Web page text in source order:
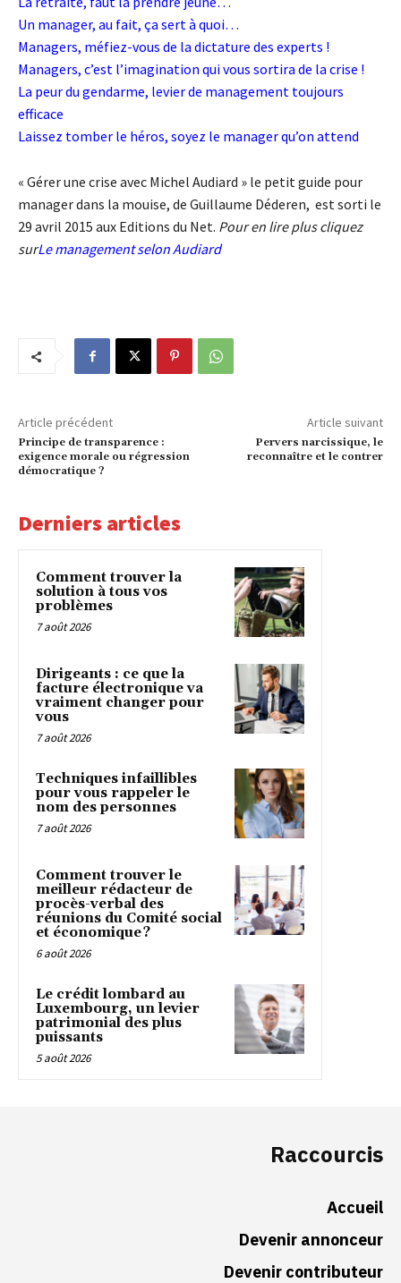
Un manager, au fait, ça sert à quoi…
Managers, méfiez-vous de la dictature des experts !
Managers, c’est l’imagination qui vous sortira de la crise !
La peur du gendarme, levier de management toujours
efficace
Laissez tomber le héros, soyez le manager qu’on attend
« Gérer une crise avec Michel Audiard » le petit guide pour
manager dans la mouise, de Guillaume Déderen, est sorti le
29 avril 2015 aux Editions du Net. Pour en lire plus cliquez
surLe management selon Audiard
Article précédent
Principe de transparence :
exigence morale ou régression
démocratique ?
Article suivant
Pervers narcissique, le
reconnaître et le contrer
Derniers articles
Comment trouver la
solution à tous vos
problèmes
7 août 2026
Dirigeants : ce que la
facture électronique va
vraiment changer pour
vous
7 août 2026
Techniques infaillibles
pour vous rappeler le
nom des personnes
7 août 2026
Comment trouver le
meilleur rédacteur de
procès-verbal des
réunions du Comité social
et économique ?
6 août 2026
Le crédit lombard au
Luxembourg, un levier
patrimonial des plus
puissants
5 août 2026
Raccourcis
Accueil
Devenir annonceur
Devenir contributeur